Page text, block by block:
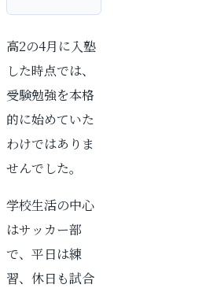
高2の4月に入塾
した時点では、
受験勉強を本格
的に始めていた
わけではありま
せんでした。
学校生活の中心
はサッカー部
で、平日は練
習、休日も試合